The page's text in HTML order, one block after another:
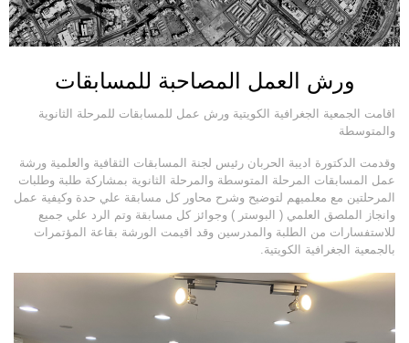
ورش العمل المصاحبة للمسابقات
اقامت الجمعية الجغرافية الكويتية ورش عمل للمسابقات للمرحلة الثانوية
والمتوسطة
وقدمت الدكتورة اديبة الحربان رئيس لجنة المسابقات الثقافية والعلمية ورشة
عمل المسابقات المرحلة المتوسطة والمرحلة الثانوية بمشاركة طلبة وطلبات
المرحلتين مع معلميهم لتوضيح وشرح محاور كل مسابقة علي حدة وكيفية عمل
وانجاز الملصق العلمي ( البوستر ) وجوائز كل مسابقة وتم الرد علي جميع
للاستفسارات من الطلبة والمدرسين وقد اقيمت الورشة بقاعة المؤتمرات
بالجمعية الجغرافية الكويتية.